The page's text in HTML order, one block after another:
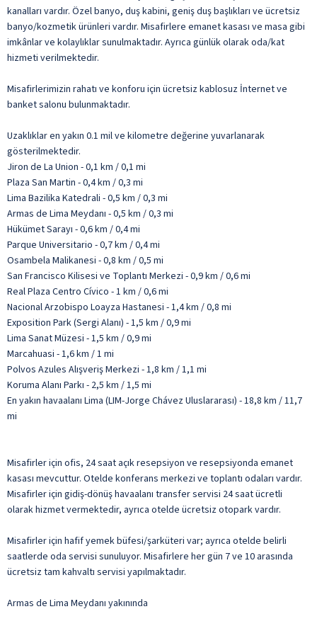
kanalları vardır. Özel banyo, duş kabini, geniş duş başlıkları ve ücretsiz
banyo/kozmetik ürünleri vardır. Misafirlere emanet kasası ve masa gibi
imkânlar ve kolaylıklar sunulmaktadır. Ayrıca günlük olarak oda/kat
hizmeti verilmektedir.
Misafirlerimizin rahatı ve konforu için ücretsiz kablosuz İnternet ve
banket salonu bulunmaktadır.
Uzaklıklar en yakın 0.1 mil ve kilometre değerine yuvarlanarak
gösterilmektedir.
Jiron de La Union - 0,1 km / 0,1 mi
Plaza San Martin - 0,4 km / 0,3 mi
Lima Bazilika Katedrali - 0,5 km / 0,3 mi
Armas de Lima Meydanı - 0,5 km / 0,3 mi
Hükümet Sarayı - 0,6 km / 0,4 mi
Parque Universitario - 0,7 km / 0,4 mi
Osambela Malikanesi - 0,8 km / 0,5 mi
San Francisco Kilisesi ve Toplantı Merkezi - 0,9 km / 0,6 mi
Real Plaza Centro Cívico - 1 km / 0,6 mi
Nacional Arzobispo Loayza Hastanesi - 1,4 km / 0,8 mi
Exposition Park (Sergi Alanı) - 1,5 km / 0,9 mi
Lima Sanat Müzesi - 1,5 km / 0,9 mi
Marcahuasi - 1,6 km / 1 mi
Polvos Azules Alışveriş Merkezi - 1,8 km / 1,1 mi
Koruma Alanı Parkı - 2,5 km / 1,5 mi
En yakın havaalanı Lima (LIM-Jorge Chávez Uluslararası) - 18,8 km / 11,7
mi
Misafirler için ofis, 24 saat açık resepsiyon ve resepsiyonda emanet
kasası mevcuttur. Otelde konferans merkezi ve toplantı odaları vardır.
Misafirler için gidiş-dönüş havaalanı transfer servisi 24 saat ücretli
olarak hizmet vermektedir, ayrıca otelde ücretsiz otopark vardır.
Misafirler için hafif yemek büfesi/şarküteri var; ayrıca otelde belirli
saatlerde oda servisi sunuluyor. Misafirlere her gün 7 ve 10 arasında
ücretsiz tam kahvaltı servisi yapılmaktadır.
Armas de Lima Meydanı yakınında